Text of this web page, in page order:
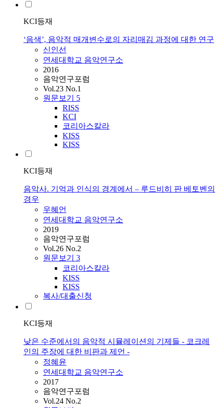
KCI등재
‘음색’, 음악적 매개변수로의 자리매김 과정에 대한 연구
신인선
연세대학교 음악연구소
2016
음악연구포럼
Vol.23 No.1
원문보기 5
RISS
KCI
코리아스칼라
KISS
KISS
KCI등재
음악사. 기억과 인식의 경계에서 – 루드비히 판 베토벤의
경우
우혜언
연세대학교 음악연구소
2019
음악연구포럼
Vol.26 No.2
원문보기 3
코리아스칼라
KISS
KISS
복사/대출신청
KCI등재
낮은 수준에서의 음악적 시뮬레이션의 기제들 - 코크레
인의 주장에 대한 비판과 제언 -
정혜윤
연세대학교 음악연구소
2017
음악연구포럼
Vol.24 No.2